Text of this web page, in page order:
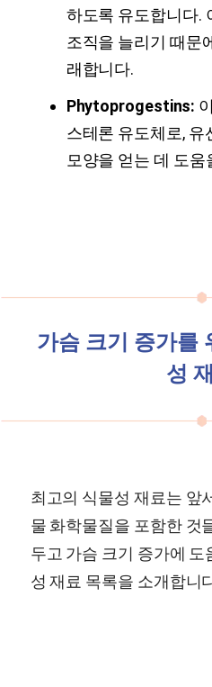
하도록 유도합니다.
조직을 늘리기 때문
래합니다.
Phytoprogestins:
스테론 유도체로, 유
모양을 얻는 데 도움
가슴 크기 증가를
성
최고의 식물성 재료는 앞
물 화학물질을 포함한 것
두고 가슴 크기 증가에
성 재료 목록을 소개합니